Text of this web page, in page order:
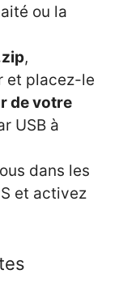
ou la
,
et placez-le
de votre
USB à
dans les
et activez